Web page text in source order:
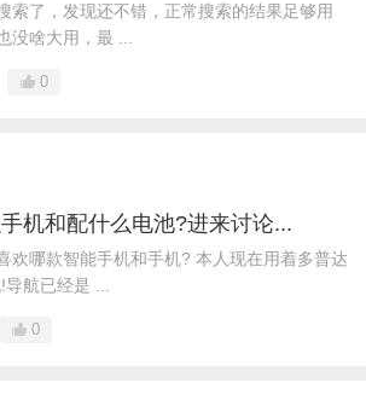
索了，发现还不错，正常搜索的结果足够用
没啥大用，最 ...
0
机和配什么电池?进来讨论...
欢哪款智能手机和手机? 本人现在用着多普达
航已经是 ...
0